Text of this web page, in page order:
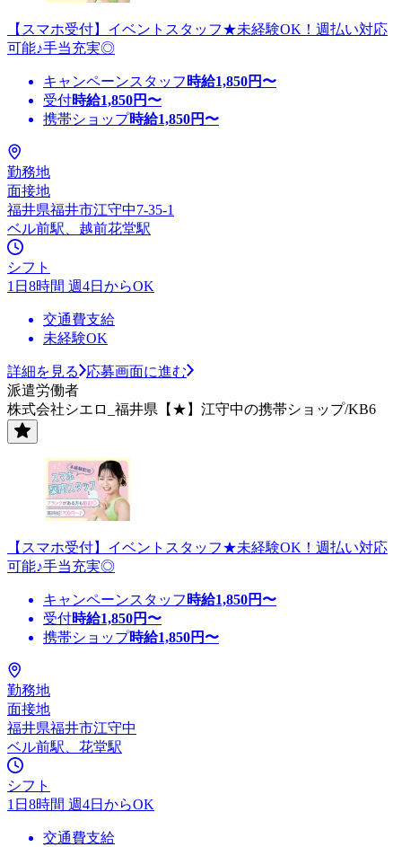
【スマホ受付】イベントスタッフ★未経験OK！週払い対応
可能♪手当充実◎
キャンペーンスタッフ 時給1,850円〜
受付時給1,850円〜
携帯ショップ時給1,850円〜
勤務地
面接地
福井県福井市江守中7-35-1
ベル前駅、越前花堂駅
シフト
1日8時間 週4日からOK
交通費支給
未経験OK
詳細を見る
応募画面に進む
派遣労働者
株式会社シエロ_福井県【★】江守中の携帯ショップ/KB6
【スマホ受付】イベントスタッフ★未経験OK！週払い対応
可能♪手当充実◎
キャンペーンスタッフ 時給1,850円〜
受付時給1,850円〜
携帯ショップ時給1,850円〜
勤務地
面接地
福井県福井市江守中
ベル前駅、花堂駅
シフト
1日8時間 週4日からOK
交通費支給